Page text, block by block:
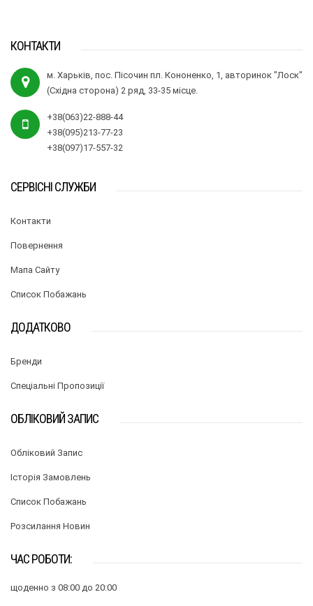
КОНТАКТИ
м. Харьків, пос. Пісочин пл. Кононенко, 1, авторинок "Лоск"
(Східна сторона) 2 ряд, 33-35 місце.
+38(063)22-888-44
+38(095)213-77-23
+38(097)17-557-32
СЕРВІСНІ СЛУЖБИ
Контакти
Повернення
Мапа Сайту
Список Побажань
ДОДАТКОВО
Бренди
Спеціальні Пропозиції
ОБЛІКОВИЙ ЗАПИС
Обліковий Запис
Історія Замовлень
Список Побажань
Розсилання Новин
ЧАС РОБОТИ:
щоденно з 08:00 до 20:00